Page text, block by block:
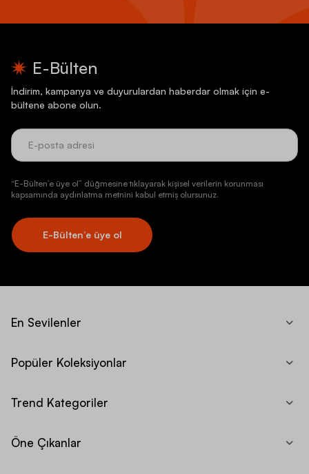
E-Bülten
İndirim, kampanya ve duyurulardan haberdar olmak için e-
bültene abone olun.
“E-Bülten’e üye ol” düğmesine tıklayarak kişisel verilerin korunması
kapsamında aydınlatma metnini kabul etmiş olursunuz.
E-Bülten’e üye ol
En Sevilenler
Popüler Koleksiyonlar
Trend Kategoriler
Öne Çıkanlar